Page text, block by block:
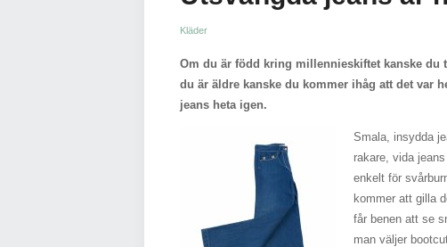
Kläder
Om du är född kring millennieskiftet kanske du
du är äldre kanske du kommer ihåg att det var
jeans heta igen.
Smala, insydda
rakare, vida
enkelt för
kommer att gilla
får benen att se
man väljer